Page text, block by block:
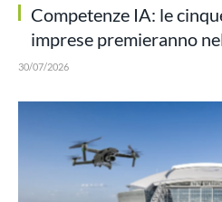
Competenze IA: le
imprese premieranno
30/07/2026